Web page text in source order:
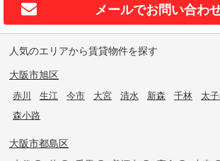
メールでお問い合わ
人気のエリアから賃貸物件を探す
大阪市旭区
赤川 生江 今市 大宮 清水 新森 千林 太
森小路
大阪市都島区